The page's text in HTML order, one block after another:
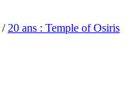
/20 ans : Temple of Osiris